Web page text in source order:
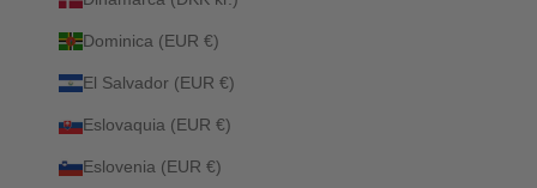
Dominica (EUR €)
El Salvador (EUR €)
Eslovaquia (EUR €)
Eslovenia (EUR €)